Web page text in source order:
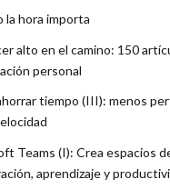
la hora importa
alto en el camino: 150
personal
tiempo (III): menos
Teams (I): Crea espacios
aprendizaje y